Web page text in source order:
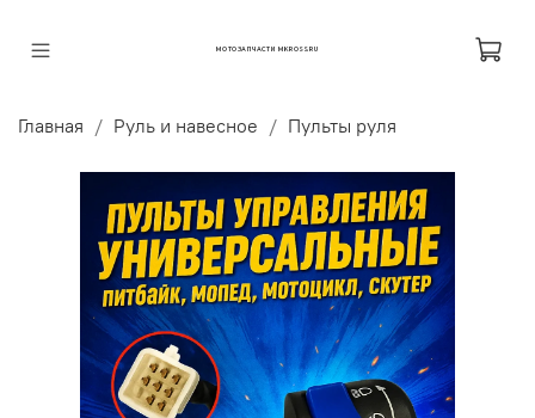
МОТОЗАПЧАСТИ MKROSS.RU
Главная Руль и навесное Пульты руля